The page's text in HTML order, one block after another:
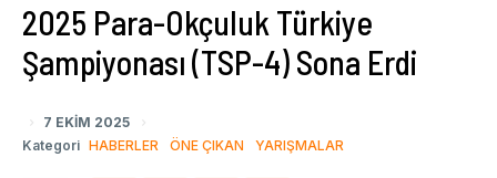
2025 Para-Okçuluk Türkiye
Şampiyonası (TSP-4) Sona Erdi
7 EKIM 2025
Kategori HABERLER ÖNE ÇIKAN YARIŞMALAR